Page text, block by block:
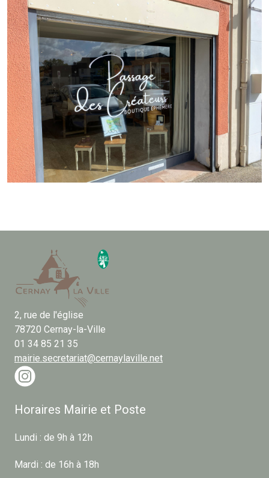
2, rue de l'église
78720 Cernay-la-Ville
01 34 85 21 35
mairie.secretariat@cernaylaville.net
Horaires Mairie et Poste
Lundi : de 9h à 12h
Mardi : de 16h à 18h